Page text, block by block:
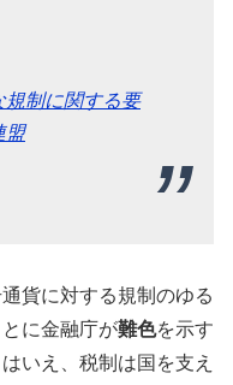
規制に関する要
盟
貨に対する規制のゆる
に金融庁が難色を示す
いえ、税制は国を支え